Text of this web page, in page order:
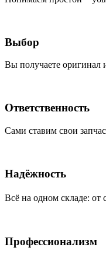
Выбор
Вы получаете оригинал
Ответственность
Сами ставим свои
Надёжность
Всё на одном складе:
Профессионализм